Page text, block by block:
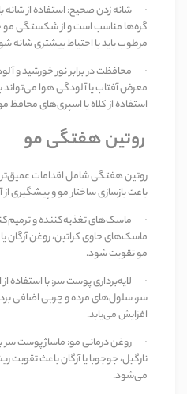
· شانه زدن صحیح:استفاده از شانه
گره‌ها مناسب است و از شکستگی
مرطوب باید با احتیاط بیشتری شانه
· محافظت در برابر نور خورشید و
معرض آفتاب یا آلودگی هوا
استفاده از کلاه یا اسپری‌های
روتین هفتگی مو
روتین هفتگی شامل اقدامات
باعث بازسازی ساختار مو و
· ماسک‌های تغذیه‌کننده و
ماسک‌های حاوی کراتین، روغن آرگان
مو تقویت شود.
· لایه‌برداری پوست سر:با
سر، سلول‌های مرده و چربی اضافی
افزایش می‌یابد.
· روغن‌ درمانی مو:ماساژ پوست سر
نارگیل، جوجوبا یا آرگان باعث
می‌شود.